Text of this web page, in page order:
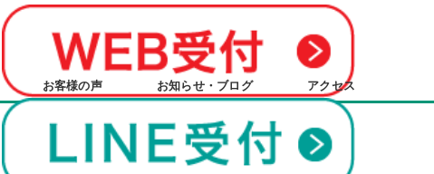
お客様の声 お知らせ・ブログ アクセス